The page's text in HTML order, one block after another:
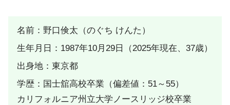
名前：野口倹太（のぐち けんた）
生年月日：1987年10月29日（2025年現在、37歳）
出身地：東京都
学歴：国士舘高校卒業（偏差値：51～55）
カリフォルニア州立大学ノースリッジ校卒業